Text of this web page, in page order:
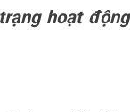
hoạt động